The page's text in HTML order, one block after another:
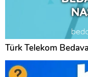
Türk Telekom